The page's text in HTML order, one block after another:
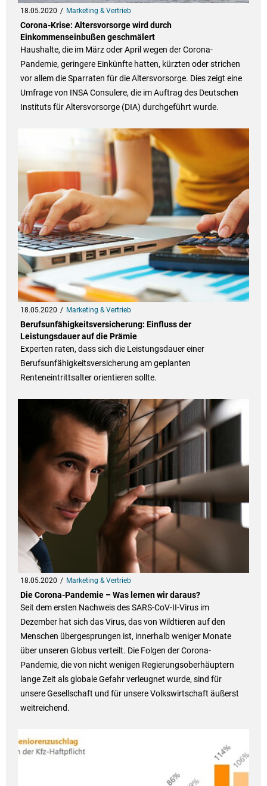
18.05.2020 Marketing & Vertrieb
Corona-Krise: Altersvorsorge wird durch
Einkommenseinbußen geschmälert
Haushalte, die im März oder April wegen der Corona-
Pandemie, geringere Einkünfte hatten, kürzten oder strichen
vor allem die Sparraten für die Altersvorsorge. Dies zeigt eine
Umfrage von INSA Consulere, die im Auftrag des Deutschen
Instituts für Altersvorsorge (DIA) durchgeführt wurde.
18.05.2020 Marketing & Vertrieb
Berufsunfähigkeitsversicherung: Einfluss der
Leistungsdauer auf die Prämie
Experten raten, dass sich die Leistungsdauer einer
Berufsunfähigkeitsversicherung am geplanten
Renteneintrittsalter orientieren sollte.
18.05.2020 Marketing & Vertrieb
Die Corona-Pandemie – Was lernen wir daraus?
Seit dem ersten Nachweis des SARS-CoV-II-Virus im
Dezember hat sich das Virus, das von Wildtieren auf den
Menschen übergesprungen ist, innerhalb weniger Monate
über unseren Globus verteilt. Die Folgen der Corona-
Pandemie, die von nicht wenigen Regierungsoberhäuptern
lange Zeit als globale Gefahr verleugnet wurde, sind für
unsere Gesellschaft und für unsere Volkswirtschaft äußerst
weitreichend.